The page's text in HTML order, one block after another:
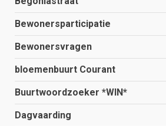
Bewonersparticipatie
Bewonersvragen
bloemenbuurt Courant
Buurtwoordzoeker *WIN*
Dagvaarding